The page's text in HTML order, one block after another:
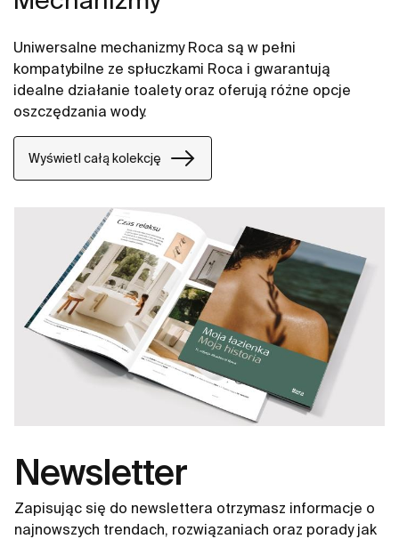
Uniwersalne mechanizmy Roca są w pełni
kompatybilne ze spłuczkami Roca i gwarantują
idealne działanie toalety oraz oferują różne opcje
oszczędzania wody.
Wyświetl całą kolekcję
Newsletter
Zapisując się do newslettera otrzymasz informacje o
najnowszych trendach, rozwiązaniach oraz porady jak